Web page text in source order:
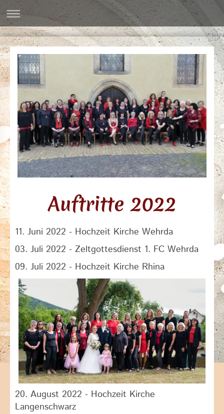
Auftritte 2022
11. Juni 2022 - Hochzeit Kirche Wehrda
03. Juli 2022 - Zeltgottesdienst 1. FC Wehrda
09. Juli 2022 - Hochzeit Kirche Rhina
20. August 2022 - Hochzeit Kirche
Langenschwarz